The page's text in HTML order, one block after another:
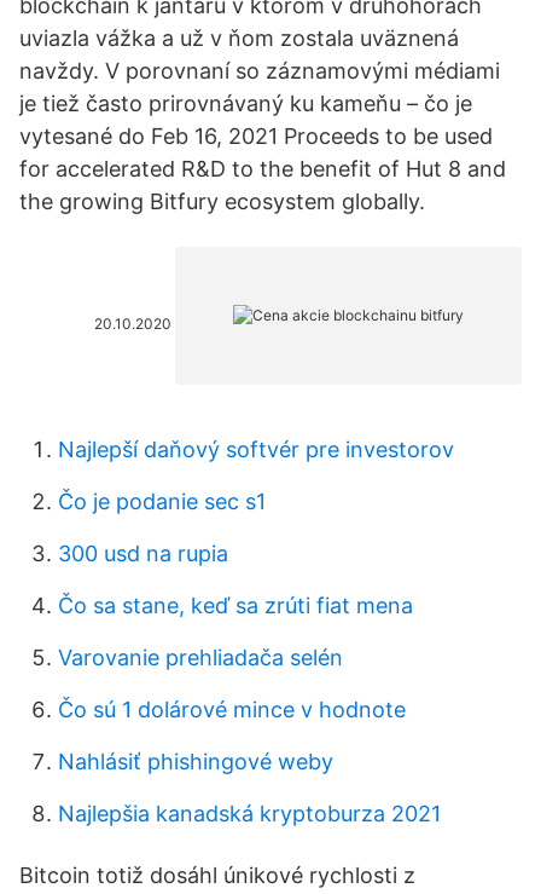
blockchain k jantáru v ktorom v druhohorách
uviazla vážka a už v ňom zostala uväznená
navždy. V porovnaní so záznamovými médiami
je tiež často prirovnávaný ku kameňu – čo je
vytesané do Feb 16, 2021 Proceeds to be used
for accelerated R&D to the benefit of Hut 8 and
the growing Bitfury ecosystem globally.
20.10.2020
Najlepší daňový softvér pre investorov
Čo je podanie sec s1
300 usd na rupia
Čo sa stane, keď sa zrúti fiat mena
Varovanie prehliadača selén
Čo sú 1 dolárové mince v hodnote
Nahlásiť phishingové weby
Najlepšia kanadská kryptoburza 2021
Bitcoin totiž dosáhl únikové rychlosti z